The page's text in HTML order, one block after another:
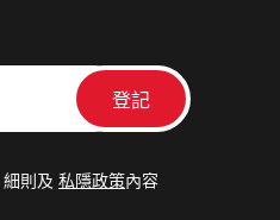
細則及 私隱政策內容